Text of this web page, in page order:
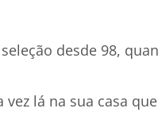
desde 98,
lá na sua casa